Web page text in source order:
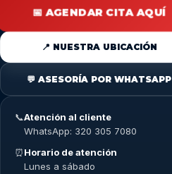
📅 AGENDAR CITA AQUÍ
📍 NUESTRA UBICACIÓN
💬 ASESORÍA POR WHATSAPP
📞Atención al cliente
WhatsApp: 320 305 7080
⏰Horario de atención
Lunes a sábado